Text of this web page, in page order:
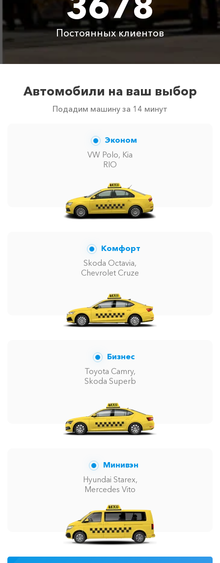
сообщит менеджер при заказе.
Постоянных клиентов
Автомобили на ваш выбор
Подадим машину за 14 минут
Эконом
VW Polo, Kia
RIO
Комфорт
Skoda Octavia,
Chevrolet Cruze
Бизнес
Toyota Camry,
Skoda Superb
Минивэн
Hyundai Starex,
Mercedes Vito